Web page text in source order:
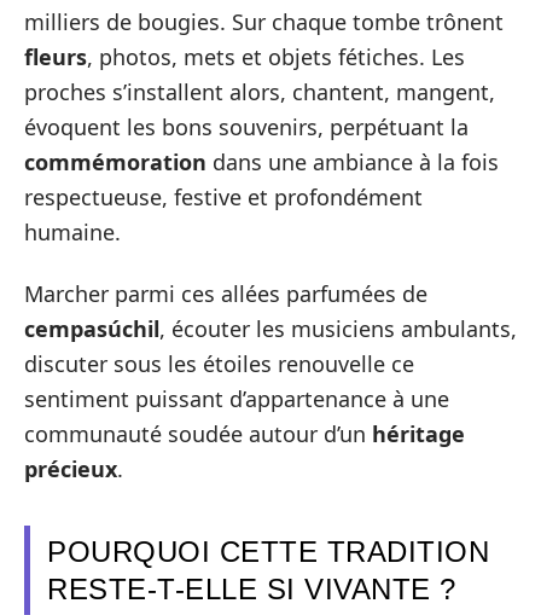
milliers de bougies. Sur chaque tombe trônent
fleurs, photos, mets et objets fétiches. Les
proches s’installent alors, chantent, mangent,
évoquent les bons souvenirs, perpétuant la
commémoration dans une ambiance à la fois
respectueuse, festive et profondément
humaine.
Marcher parmi ces allées parfumées de
cempasúchil, écouter les musiciens ambulants,
discuter sous les étoiles renouvelle ce
sentiment puissant d’appartenance à une
communauté soudée autour d’un héritage
précieux.
POURQUOI CETTE TRADITION
RESTE-T-ELLE SI VIVANTE ?